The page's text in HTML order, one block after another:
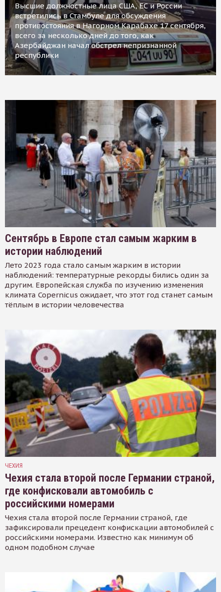
Высшие должностные лица США, ЕС и России
встретились в Стамбуле для обсуждения
противостояния в Нагорном Карабахе 17 сентября,
всего за несколько дней до того, как
Азербайджан начал обстрел непризнанной
республики
Сентябрь в Европе стал самым жарким в
истории наблюдений
Лето 2023 года стало самым жарким в истории
наблюдений: температурные рекорды бились один за
другим. Европейская служба по изучению изменения
климата Copernicus ожидает, что этот год станет самым
тёплым в истории человечества
ЧЕХИЯ
Чехия стала второй после Германии страной,
где конфисковали автомобиль с
российскими номерами
Чехия стала второй после Германии страной, где
зафиксировали прецедент конфискации автомобилей с
российскими номерами. Известно как минимум об
одном подобном случае